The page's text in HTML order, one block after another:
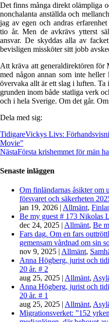
Det finns många direkt olämpliga
nonchalanta anställda och
jag av egen och andras
tio år. Men de avkrävs ytterst
ansvar. De skyddas alla av
bevisligen missköter sitt jobb
Att kräva att generaldirektören för
med någon annan som inte heller
övervaka allt är ett slag i luften. Ta
grunden inom både statliga verk
och i hela Sverige. Om det går.
Dela med sig:
TidigareVickys Livs:
Movie”
NästaFörsta krishemmet för män
Senaste inläggen
Om finländarnas åsikter om
försvaret och säkerheten
jan 19, 2026 | Allmänt,
Be my guest # 173 Nikolas
dec 24, 2025 | Allmänt, Be
Fars dag. Om en fars
gemensam vårdnad om sin
nov 9, 2025 | Allmänt,
Anna Högberg, jurist och
20 år. # 2
aug 25, 2025 | Allmänt,
Anna Högberg, jurist och
20 år. # 1
aug 25, 2025 | Allmänt,
Migrationsverket: ”152